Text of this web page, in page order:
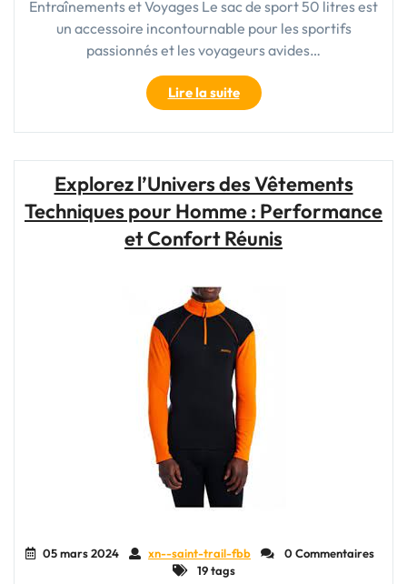
Entraînements et Voyages Le sac de sport 50 litres est
un accessoire incontournable pour les sportifs
passionnés et les voyageurs avides…
Lire la suite"Le
Sac
de
:
Votre
Compagnon
Idéal
Vos
Aventures
Sportives"
Explorez l’Univers des Vêtements
Techniques pour Homme : Performance
et Confort Réunis
05 mars 2024 xn--saint-trail-fbb
0 Commentaires
19 tags